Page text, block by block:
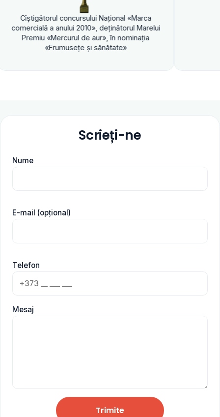
concursului Naţional «Marca
a anului 2010», deţinătorul Marelui
«Mercurul de aur», în nominaţia
«Frumuseţe şi sănătate»
Scrieți-ne
Nume
E-mail (opțional)
Telefon
Mesaj
Trimite